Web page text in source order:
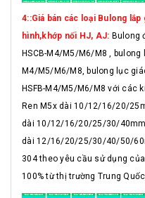
4::Giá bán các loại Bulong
hình,khớp nối HJ, AJ: Bulong
HSCB-M4/M5/M6/M8 ,
M4/M5/M6/M8, bulong lục
HSFB-M4/M5/M6/M8 với các
Ren M5x dài 10/12/16/20/
dài 10/12/16/20/25/30/
dài 12/16/20/25/30/40/50/
304 theo yêu cầu sử dụng
100% từ thị trường Trung